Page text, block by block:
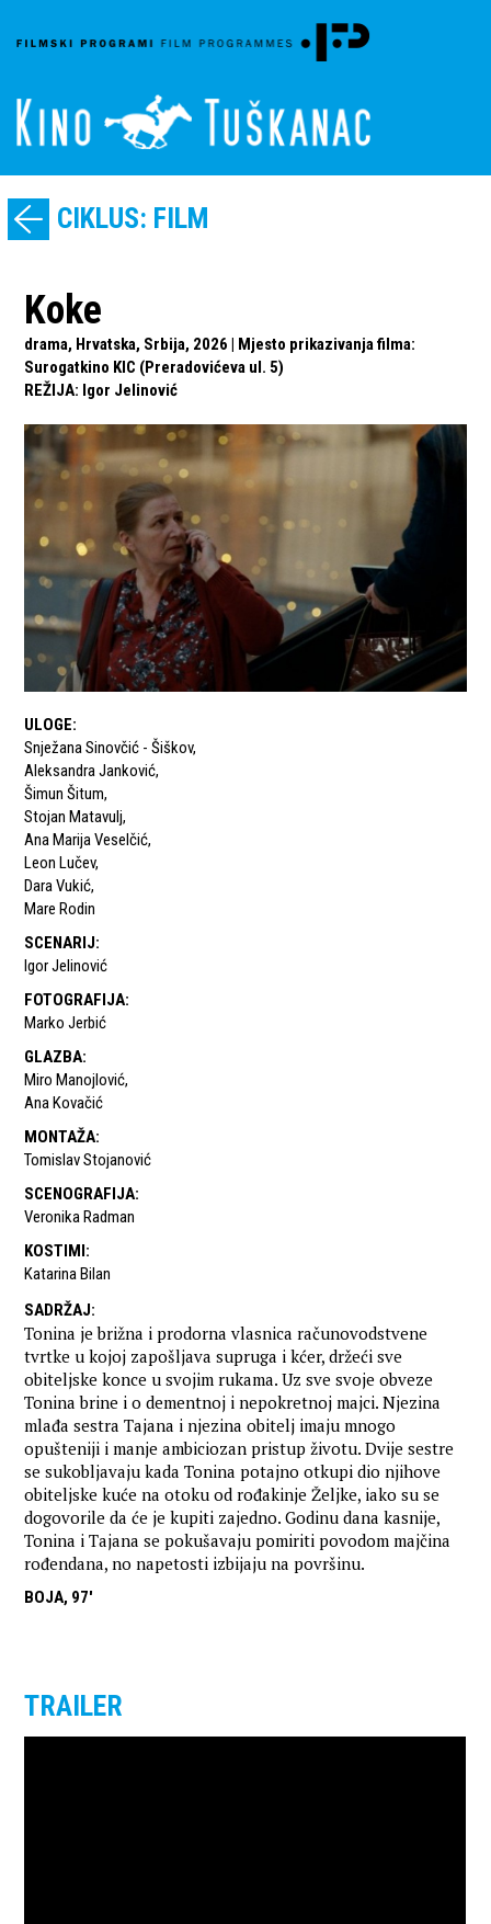
CIKLUS: FILM
Koke
drama, Hrvatska, Srbija, 2026 | Mjesto prikazivanja filma:
Surogatkino KIC (Preradovićeva ul. 5)
REŽIJA: Igor Jelinović
ULOGE:
Snježana Sinovčić - Šiškov,
Aleksandra Janković,
Šimun Šitum,
Stojan Matavulj,
Ana Marija Veselčić,
Leon Lučev,
Dara Vukić,
Mare Rodin
SCENARIJ:
Igor Jelinović
FOTOGRAFIJA:
Marko Jerbić
GLAZBA:
Miro Manojlović,
Ana Kovačić
MONTAŽA:
Tomislav Stojanović
SCENOGRAFIJA:
Veronika Radman
KOSTIMI:
Katarina Bilan
SADRŽAJ:
Tonina je brižna i prodorna vlasnica računovodstvene
tvrtke u kojoj zapošljava supruga i kćer, držeći sve
obiteljske konce u svojim rukama. Uz sve svoje obveze
Tonina brine i o dementnoj i nepokretnoj majci. Njezina
mlađa sestra Tajana i njezina obitelj imaju mnogo
opušteniji i manje ambiciozan pristup životu. Dvije sestre
se sukobljavaju kada Tonina potajno otkupi dio njihove
obiteljske kuće na otoku od rođakinje Željke, iako su se
dogovorile da će je kupiti zajedno. Godinu dana kasnije,
Tonina i Tajana se pokušavaju pomiriti povodom majčina
rođendana, no napetosti izbijaju na površinu.
BOJA, 97'
TRAILER